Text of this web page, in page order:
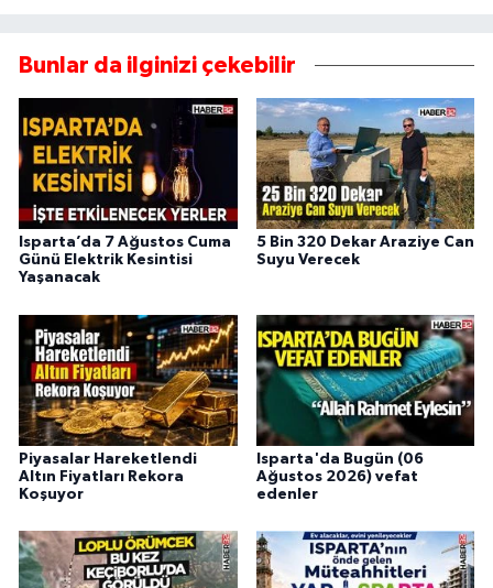
Bunlar da ilginizi çekebilir
Isparta’da 7 Ağustos Cuma
Günü Elektrik Kesintisi
Yaşanacak
5 Bin 320 Dekar Araziye Can
Suyu Verecek
Piyasalar Hareketlendi
Altın Fiyatları Rekora
Koşuyor
Isparta'da Bugün (06
Ağustos 2026) vefat
edenler